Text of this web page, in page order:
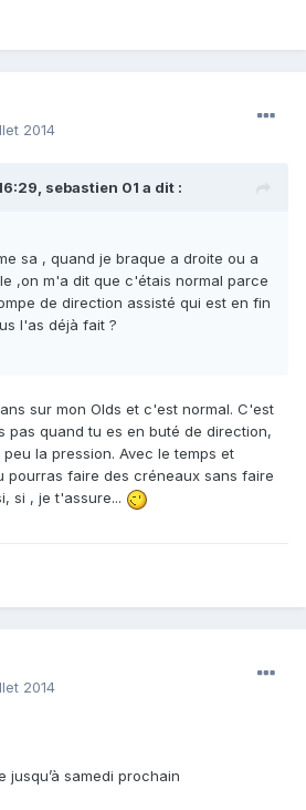
2014
sebastien 01 a dit :
sa , quand je braque a droite ou a
,on m'a dit que c'étais normal parce
de direction assisté qui est en fin
l'as déjà fait ?
sur mon Olds et c'est normal. C'est
pas quand tu es en buté de direction,
la pression. Avec le temps et
pourras faire des créneaux sans faire
si , je t'assure...
2014
jusqu’à samedi prochain